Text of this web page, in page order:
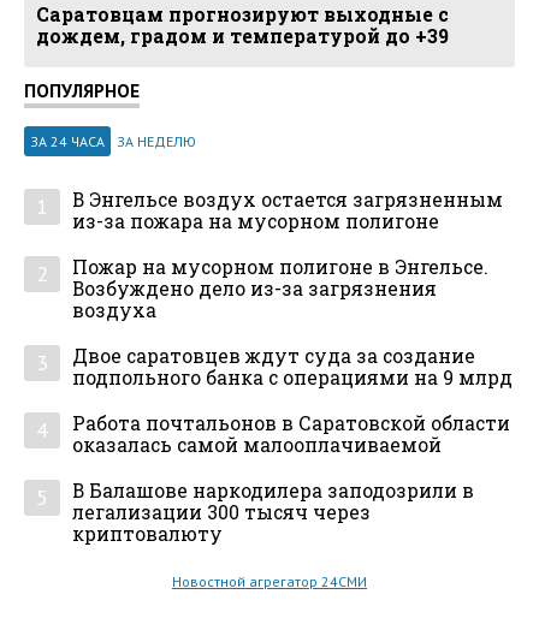
Саратовцам прогнозируют выходные с
дождем, градом и температурой до +39
ПОПУЛЯРНОЕ
ЗА 24 ЧАСА ЗА НЕДЕЛЮ
1
В Энгельсе воздух остается загрязненным
из-за пожара на мусорном полигоне
2
Пожар на мусорном полигоне в Энгельсе.
Возбуждено дело из-за загрязнения
воздуха
3
Двое саратовцев ждут суда за создание
подпольного банка с операциями на 9 млрд
4
Работа почтальонов в Саратовской области
оказалась самой малооплачиваемой
5
В Балашове наркодилера заподозрили в
легализации 300 тысяч через
криптовалюту
Новостной агрегатор 24СМИ